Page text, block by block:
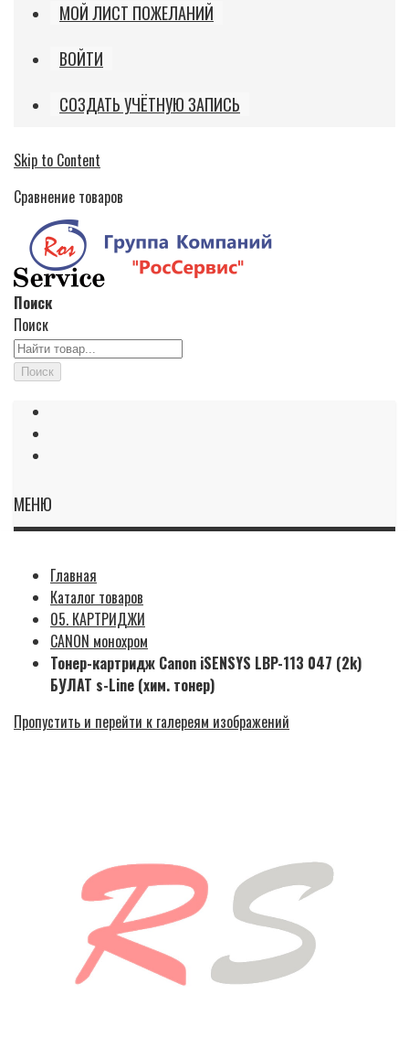
МОЙ ЛИСТ ПОЖЕЛАНИЙ
ВОЙТИ
СОЗДАТЬ УЧЁТНУЮ ЗАПИСЬ
Skip to Content
Сравнение товаров
Поиск
Поиск
Поиск
МЕНЮ
Главная
Каталог товаров
05. КАРТРИДЖИ
CANON монохром
Тонер-картридж Canon iSENSYS LBP-113 047 (2k)
БУЛАТ s-Line (хим. тонер)
Пропустить и перейти к галереям изображений